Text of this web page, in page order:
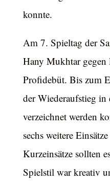
konnte.
Am 7. Spieltag der
Hany Mukhtar gegen
Profidebüt. Bis zum
der Wiederaufstieg
verzeichnet werden
sechs weitere
Kurzeinsätze sollten
Spielstil war kreativ